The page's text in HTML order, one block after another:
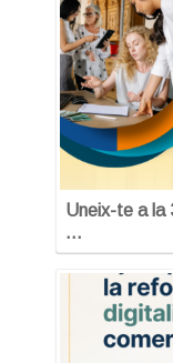
Uneix-te a la
…